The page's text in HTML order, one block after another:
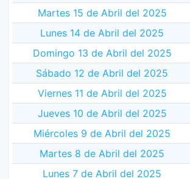
Martes 15 de Abril del 2025
Lunes 14 de Abril del 2025
Domingo 13 de Abril del 2025
Sábado 12 de Abril del 2025
Viernes 11 de Abril del 2025
Jueves 10 de Abril del 2025
Miércoles 9 de Abril del 2025
Martes 8 de Abril del 2025
Lunes 7 de Abril del 2025